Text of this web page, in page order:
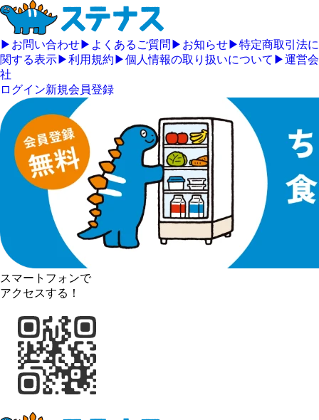
▶ お問い合わせ▶ よくあるご質問 ▶ お知らせ▶特定商取引法に
関する表示▶利用規約 ▶個人情報の取り扱いについて ▶運営会
社
ログイン新規会員登録
スマートフォンで
アクセスする！